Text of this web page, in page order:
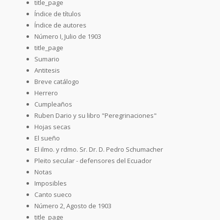
title_page
Índice de títulos
Índice de autores
Número I, Julio de 1903
title_page
Sumario
Antitesis
Breve catálogo
Herrero
Cumpleaños
Ruben Dario y su libro "Peregrinaciones"
Hojas secas
El sueño
El ilmo. y rdmo. Sr. Dr. D. Pedro Schumacher
Pleito secular - defensores del Ecuador
Notas
Imposibles
Canto sueco
Número 2, Agosto de 1903
title_page